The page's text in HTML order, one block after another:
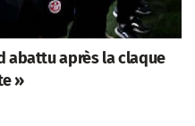
abattu après la claque
»